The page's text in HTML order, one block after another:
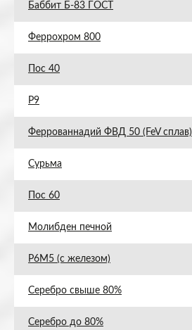
Баббит Б-83 ГОСТ
Феррохром 800
Пос 40
Р9
Феррованнадий ФВД 50 (FeV сплав)
Сурьма
Пос 60
Молибден печной
Р6М5 (с железом)
Серебро свыше 80%
Серебро до 80%